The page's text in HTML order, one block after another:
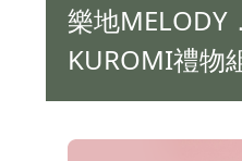
樂地MELODY
KUROMI禮物